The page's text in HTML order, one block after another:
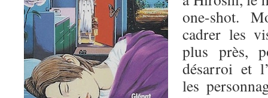
one-shot.
cadrer les
plus près,
désarroi et
les